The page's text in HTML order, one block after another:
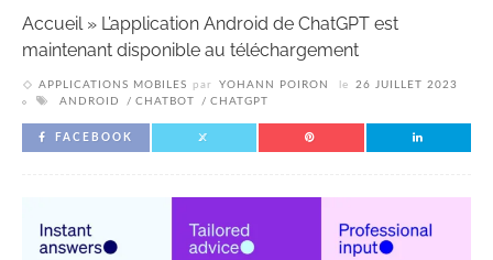
Accueil» L’application Android de ChatGPT est
maintenant disponible au téléchargement
APPLICATIONS MOBILES par YOHANN POIRON le
26 JUILLET 2023
ANDROID
CHATBOT CHATGPT
FACEBOOK